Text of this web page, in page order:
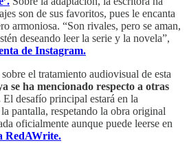
son de sus favoritos, pues le encanta
armoniosa. “Son rivales, pero se aman,
deseando leer la serie y la novela”,
de Instagram.
el tratamiento audiovisual de esta
se ha mencionado respecto a otras
El desafío principal estará en la
pantalla, respetando la obra original
oficialmente aunque puede leerse en
RedAWrite.